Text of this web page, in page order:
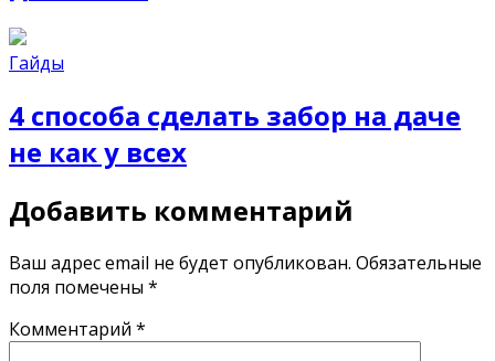
Гайды
4 способа сделать забор на даче
не как у всех
Добавить комментарий
Ваш адрес email не будет опубликован. Обязательные
поля помечены *
Комментарий *